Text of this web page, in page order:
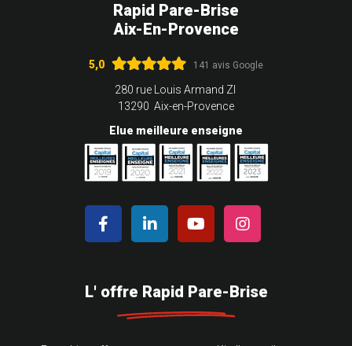
Rapid Pare-Brise
Aix-En-Provence
5,0 141 avis Google
280 rue Louis Armand ZI
13290 Aix-en-Provence
Elue meilleure enseigne
L' offre Rapid Pare-Brise